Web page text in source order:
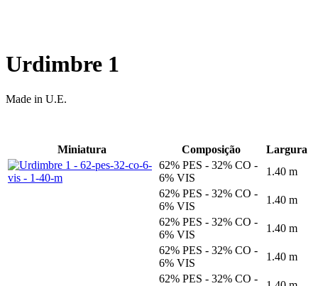
Urdimbre 1
Made in U.E.
Miniatura Composição
Largura
62% PES - 32% CO -
6% VIS
1.40 m
62% PES - 32% CO -
6% VIS
1.40 m
62% PES - 32% CO -
6% VIS
1.40 m
62% PES - 32% CO -
6% VIS
1.40 m
62% PES - 32% CO -